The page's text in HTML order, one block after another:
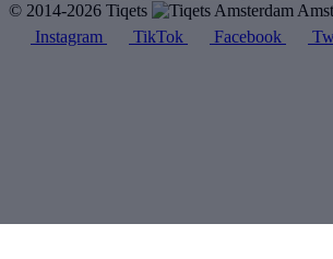
© 2014-2026 Tiqets
Instagram
TikTok Facebook